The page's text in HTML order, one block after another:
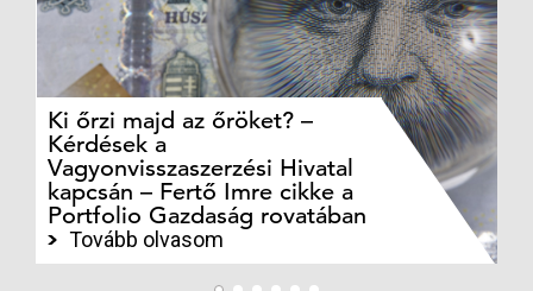
Ki őrzi majd az őröket? –
Kérdések a
Vagyonvisszaszerzési Hivatal
kapcsán – Fertő Imre cikke a
Portfolio Gazdaság rovatában
Tovább olvasom